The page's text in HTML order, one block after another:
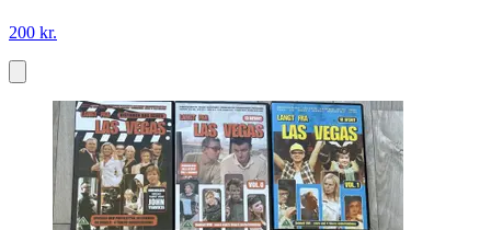
200 kr.